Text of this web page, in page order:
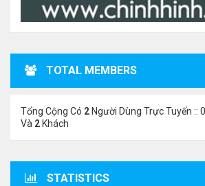
TOTAL MEMBERS
Tổng Cộng Có 2 Người Dùng Trực Tuyến ::
Và 2 Khách
STATISTICS